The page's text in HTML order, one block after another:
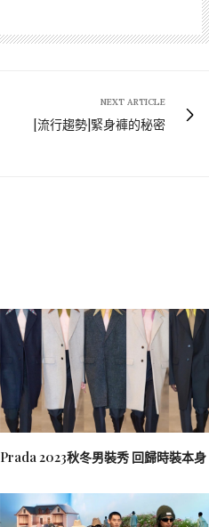
NEXT ARTICLE
[流行趨勢]緊身褲的秘密
Prada 2023秋冬男裝秀 回歸時裝本身